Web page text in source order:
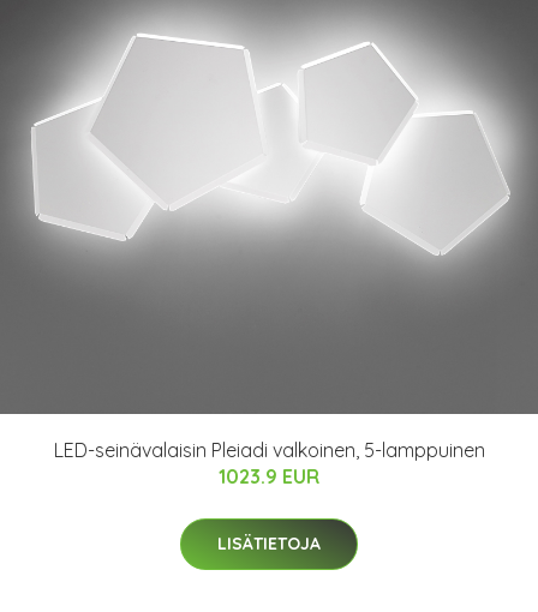
LED-seinävalaisin Pleiadi valkoinen, 5-lamppuinen
1023.9 EUR
LISÄTIETOJA